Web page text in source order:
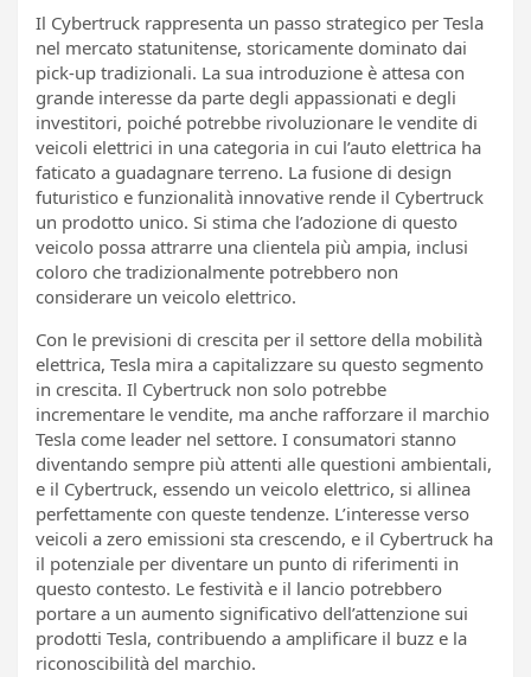
Il Cybertruck rappresenta un passo strategico per Tesla
nel mercato statunitense, storicamente dominato dai
pick-up tradizionali. La sua introduzione è attesa con
grande interesse da parte degli appassionati e degli
investitori, poiché potrebbe rivoluzionare le vendite di
veicoli elettrici in una categoria in cui l’auto elettrica ha
faticato a guadagnare terreno. La fusione di design
futuristico e funzionalità innovative rende il Cybertruck
un prodotto unico. Si stima che l’adozione di questo
veicolo possa attrarre una clientela più ampia, inclusi
coloro che tradizionalmente potrebbero non
considerare un veicolo elettrico.
Con le previsioni di crescita per il settore della mobilità
elettrica, Tesla mira a capitalizzare su questo segmento
in crescita. Il Cybertruck non solo potrebbe
incrementare le vendite, ma anche rafforzare il marchio
Tesla come leader nel settore. I consumatori stanno
diventando sempre più attenti alle questioni ambientali,
e il Cybertruck, essendo un veicolo elettrico, si allinea
perfettamente con queste tendenze. L’interesse verso
veicoli a zero emissioni sta crescendo, e il Cybertruck ha
il potenziale per diventare un punto di riferimenti in
questo contesto. Le festività e il lancio potrebbero
portare a un aumento significativo dell’attenzione sui
prodotti Tesla, contribuendo a amplificare il buzz e la
riconoscibilità del marchio.